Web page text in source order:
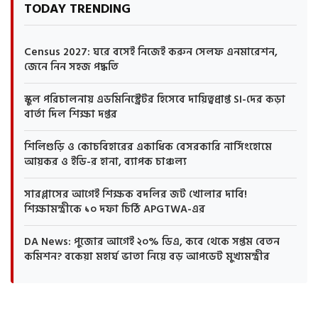
TODAY TRENDING
Census 2027: ঘরে বসেই নিজেই করুন সেলফ এনমারেশন,
জেনে নিন সহজ পদ্ধতি
স্কুল পরিচালনায় এডমিনিস্ট্রেটর হিসেবে দায়িত্বপ্রাপ্ত SI-দের কড়া
বার্তা দিল শিক্ষা দপ্তর
শিলিগুড়ি ও কোচবিহারের একাধিক বেসরকারি নার্সিংহোমে
আয়কর ও ইডি-র হানা, ব্যাপক চাঞ্চল্য
সারপ্লাসের আগেই শিক্ষক বদলির জট খোলার দাবি!
শিক্ষামন্ত্রীকে ১০ দফা চিঠি APGTWA-এর
DA News: পুজোর আগেই ২০% ডিএ, কবে থেকে সপ্তম বেতন
কমিশন? বকেয়া মহার্ঘ ভাতা নিয়ে বড় আপডেট মুখ্যমন্ত্রীর